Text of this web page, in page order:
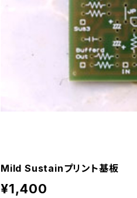
Mild Sustainプリント基板
¥1,400